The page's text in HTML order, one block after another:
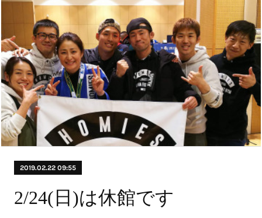
2019.02.22 09:55
2/24(日)は休館です